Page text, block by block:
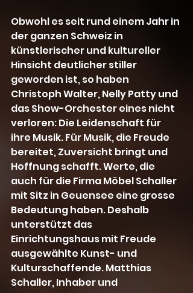
Obwohl es seit rund einem Jahr in
der ganzen Schweiz in
künstlerischer und kultureller
Hinsicht deutlicher stiller
geworden ist, so haben
Christoph Walter, Nelly Patty und
das Show-Orchester eines nicht
verloren: Die Leidenschaft für
ihre Musik. Für Musik, die Freude
bereitet, Zuversicht bringt und
Hoffnung schafft. Werte, die
auch für die Firma Möbel Schaller
mit Sitz in Geuensee eine grosse
Bedeutung haben. Deshalb
unterstützt das
Einrichtungshaus mit Freude
ausgewählte Kunst- und
Kulturschaffende. Matthias
Schaller, Inhaber und